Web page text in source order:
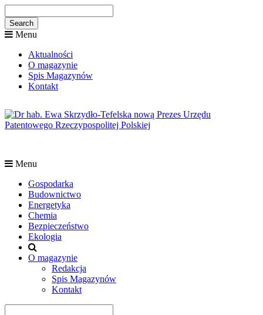
Menu
Aktualności
O magazynie
Spis Magazynów
Kontakt
Menu
Gospodarka
Budownictwo
Energetyka
Chemia
Bezpieczeństwo
Ekologia
O magazynie
Redakcja
Spis Magazynów
Kontakt